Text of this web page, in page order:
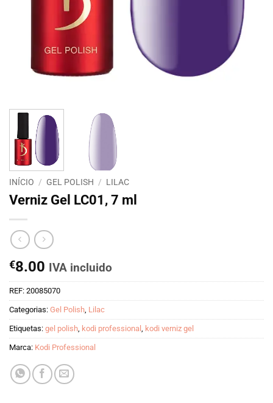
INÍCIO / GEL POLISH / LILAC
Verniz Gel LC01, 7 ml
€8.00 IVA incluido
REF: 20085070
Categorias: Gel Polish Lilac
Etiquetas: gel polish kodi professional kodi verniz gel
Marca: Kodi Professional